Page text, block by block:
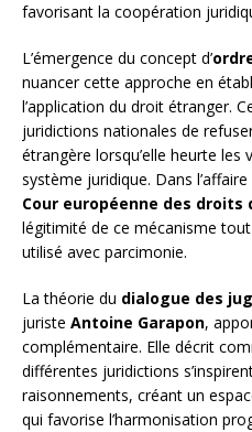
favorisant la coopération
L’émergence du concept d’
nuancer cette approche en
l’application du droit étranger.
juridictions nationales de
étrangère lorsqu’elle heurte
système juridique. Dans l’affaire
Cour européenne des droits
légitimité de ce mécanisme
utilisé avec parcimonie.
La théorie du dialogue des
juriste Antoine Garapon,
complémentaire. Elle décrit
différentes juridictions
raisonnements, créant un
qui favorise l’harmonisation